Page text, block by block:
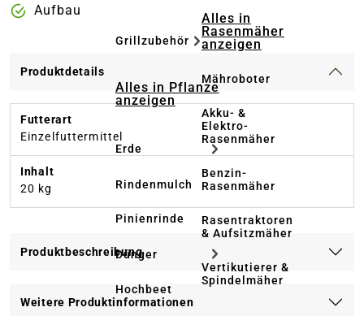
Grillzubehör
Alles in Pflanze
anzeigen
Erde
Rindenmulch
Pinienrinde
Dünger
Hochbeet
Alles in
Rasenmäher
anzeigen
Mähroboter
Akku- &
Elektro-
Rasenmäher
Benzin-
Rasenmäher
Rasentraktoren
& Aufsitzmäher
Vertikutierer &
Spindelmäher
Aufbau
Produktdetails
Futterart
Einzelfuttermittel
Inhalt
20 kg
Produktbeschreibung
Weitere Produktinformationen